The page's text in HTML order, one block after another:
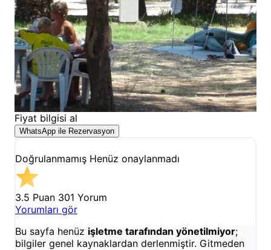
Fiyat bilgisi al
WhatsApp ile Rezervasyon
Doğrulanmamış Henüz onaylanmadı
3.5 Puan 301 Yorum
Yorumları gör
Bu sayfa henüz işletme tarafından yönetilmiyor;
bilgiler genel kaynaklardan derlenmiştir. Gitmeden